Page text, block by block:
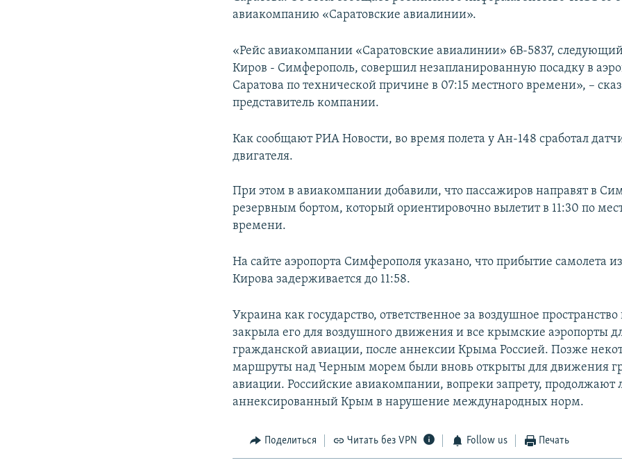
авиакомпанию «Саратовские авиалинии».
«Рейс авиакомпании «Саратовские авиалинии» 6В-5837,
Киров - Симферополь, совершил незапланированную посадку в
Саратова по технической причине в 07:15 местного времени», –
представитель компании.
Как сообщают РИА Новости, во время полета у Ан-148 сработал
двигателя.
При этом в авиакомпании добавили, что пассажиров направят в
резервным бортом, который ориентировочно вылетит в 11:30 по
времени.
На сайте аэропорта Симферополя указано, что прибытие самолета
Кирова задерживается до 11:58.
Украина как государство, ответственное за воздушное
закрыла его для воздушного движения и все крымские аэропорты
гражданской авиации, после аннексии Крыма Россией. Позже
маршруты над Черным морем были вновь открыты для движения
авиации. Российские авиакомпании, вопреки запрету, продолжают
аннексированный Крым в нарушение международных норм.
Поделиться Читать без VPN Follow us Печать